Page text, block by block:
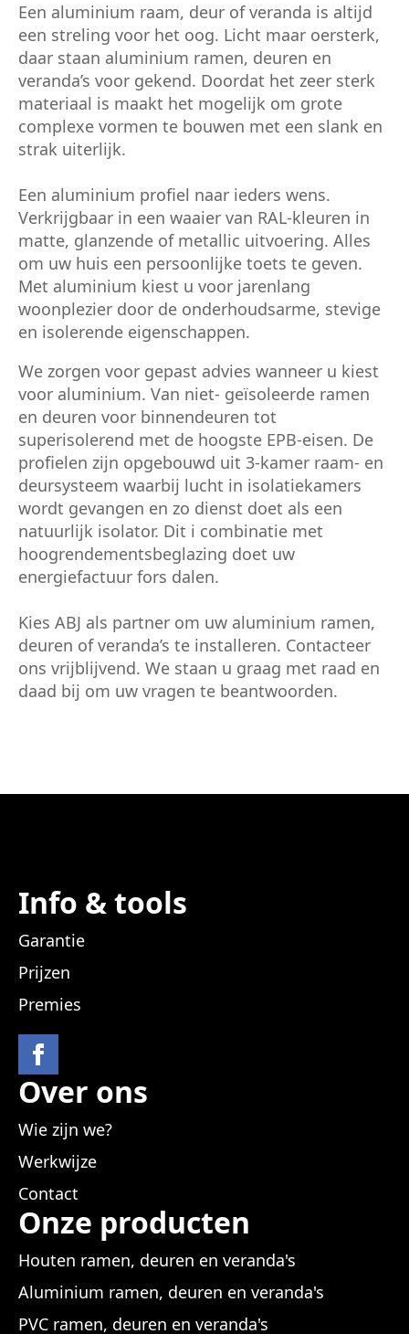
Een aluminium raam, deur of veranda is altijd
een streling voor het oog. Licht maar oersterk,
daar staan aluminium ramen, deuren en
veranda’s voor gekend. Doordat het zeer sterk
materiaal is maakt het mogelijk om grote
complexe vormen te bouwen met een slank en
strak uiterlijk.
Een aluminium profiel naar ieders wens.
Verkrijgbaar in een waaier van RAL-kleuren in
matte, glanzende of metallic uitvoering. Alles
om uw huis een persoonlijke toets te geven.
Met aluminium kiest u voor jarenlang
woonplezier door de onderhoudsarme, stevige
en isolerende eigenschappen.
We zorgen voor gepast advies wanneer u kiest
voor aluminium. Van niet- geïsoleerde ramen
en deuren voor binnendeuren tot
superisolerend met de hoogste EPB-eisen. De
profielen zijn opgebouwd uit 3-kamer raam- en
deursysteem waarbij lucht in isolatiekamers
wordt gevangen en zo dienst doet als een
natuurlijk isolator. Dit i combinatie met
hoogrendementsbeglazing doet uw
energiefactuur fors dalen.
Kies ABJ als partner om uw aluminium ramen,
deuren of veranda’s te installeren. Contacteer
ons vrijblijvend. We staan u graag met raad en
daad bij om uw vragen te beantwoorden.
Info & tools
Garantie
Prijzen
Premies
Over ons
Wie zijn we?
Werkwijze
Contact
Onze producten
Houten ramen, deuren en veranda's
Aluminium ramen, deuren en veranda's
PVC ramen, deuren en veranda's